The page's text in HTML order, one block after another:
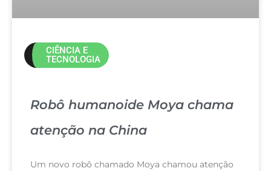
CIÊNCIA E
TECNOLOGIA
Robô humanoide Moya chama
atenção na China
Um novo robô chamado Moya chamou atenção